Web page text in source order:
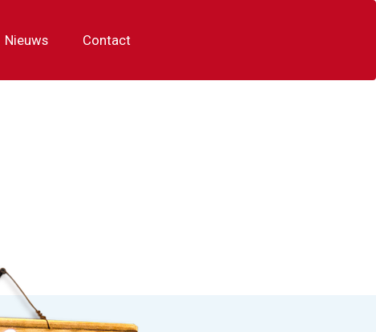
Nieuws Contact